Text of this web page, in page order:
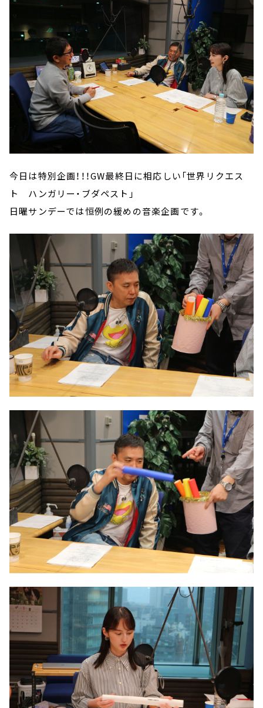
今日は特別企画！！！GW最終日に相応しい「世界リクエス
ト ハンガリー・ブダペスト」
日曜サンデーでは恒例の緩めの音楽企画です。